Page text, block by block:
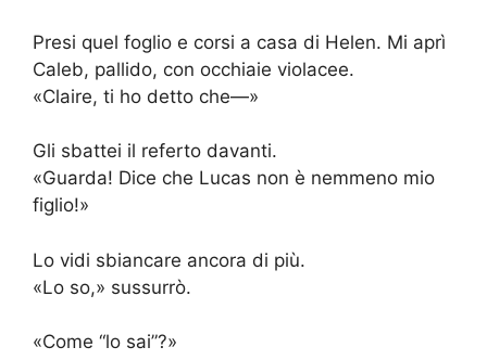
Presi quel foglio e corsi a casa di Helen. Mi aprì
Caleb, pallido, con occhiaie violacee.
«Claire, ti ho detto che—»
Gli sbattei il referto davanti.
«Guarda! Dice che Lucas non è nemmeno mio
figlio!»
Lo vidi sbiancare ancora di più.
«Lo so,» sussurrò.
«Come “lo sai”?»